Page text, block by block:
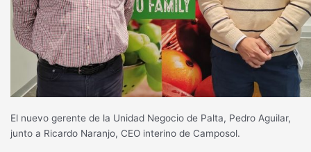
El nuevo gerente de la Unidad Negocio de Palta, Pedro Aguilar,
junto a Ricardo Naranjo, CEO interino de Camposol.